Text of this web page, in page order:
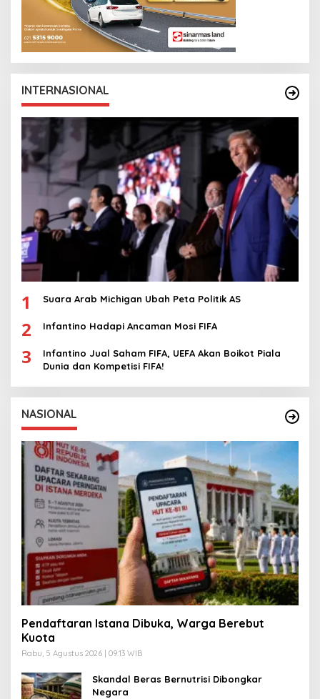
INTERNASIONAL
1 Suara Arab Michigan Ubah Peta Politik AS
2 Infantino Hadapi Ancaman Mosi FIFA
3
Infantino Jual Saham FIFA, UEFA Akan Boikot Piala
Dunia dan Kompetisi FIFA!
NASIONAL
Pendaftaran Istana Dibuka, Warga Berebut
Kuota
Rabu, 5 Agustus 2026 | 09:13 WIB
Skandal Beras Bernutrisi Dibongkar
Negara